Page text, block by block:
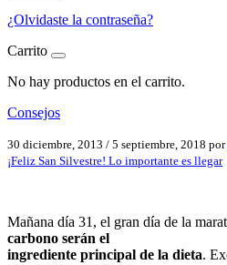
¿Olvidaste la contraseña?
Carrito
No hay productos en el carrito.
Consejos
30 diciembre, 2013 / 5 septiembre, 2018 por
¡Feliz San Silvestre! Lo importante es llegar
Mañana día 31, el gran día de la
carbono serán el
ingrediente principal de la dieta.